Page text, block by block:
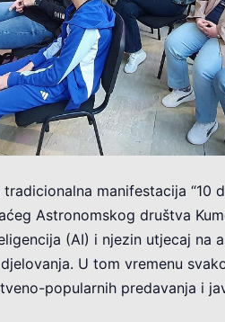
manifestacija “10
Astronomskog društva
(AI) i njezin utjecaj na
U tom vremenu
popularnih predavanja i